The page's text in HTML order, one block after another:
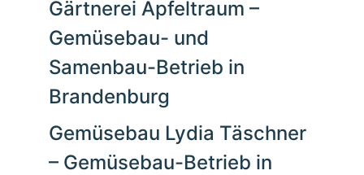
Gärtnerei Apfeltraum –
Gemüsebau- und
Samenbau-Betrieb in
Brandenburg
Gemüsebau Lydia Täschner
– Gemüsebau-Betrieb in